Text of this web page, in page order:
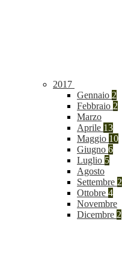
2017
Gennaio 2
Febbraio 2
Marzo
Aprile 13
Maggio 10
Giugno 6
Luglio 5
Agosto
Settembre 2
Ottobre 4
Novembre
Dicembre 2